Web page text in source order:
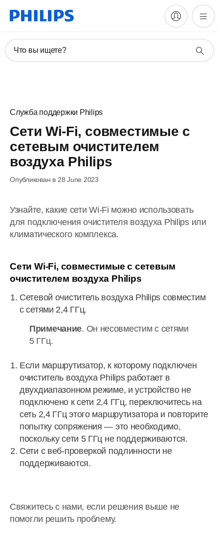
Что вы ищете?
Служба поддержки Philips
Сети Wi-Fi, совместимые с
сетевым очистителем
воздуха Philips
Опубликован в 28 June 2023
Узнайте, какие сети Wi-Fi можно использовать
для подключения очистителя воздуха Philips или
климатического комплекса.
Сети Wi-Fi, совместимые с сетевым
очистителем воздуха Philips
Сетевой очиститель воздуха Philips совместим
с сетями 2,4 ГГц.
Примечание. Он несовместим с сетями
5 ГГц.
Если маршрутизатор, к которому подключен
очиститель воздуха Philips работает в
двухдиапазонном режиме, и устройство не
подключено к сети 2,4 ГГц, переключитесь на
сеть 2,4 ГГц этого маршрутизатора и повторите
попытку сопряжения — это необходимо,
поскольку сети 5 ГГц не поддерживаются.
Сети с веб-проверкой подлинности не
поддерживаются.
Свяжитесь с нами, если решения выше не
помогли решить проблему.